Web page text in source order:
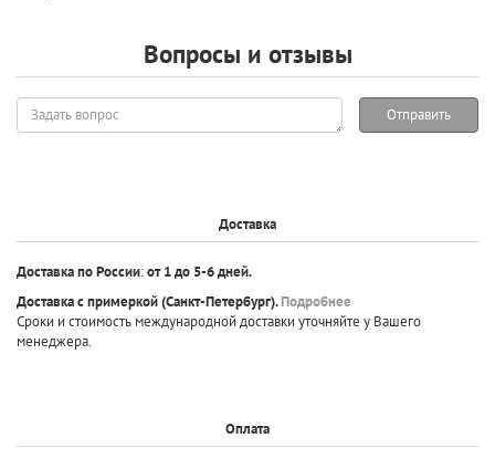
Вопросы и отзывы
Задать
вопрос
Отправить
Доставка
Доставка по России:от 1 до 5-6 дней.
Доставка с примеркой(Санкт-Петербург).Подробнее
Сроки и стоимость международной доставки уточняйте у Вашего
менеджера.
Оплата